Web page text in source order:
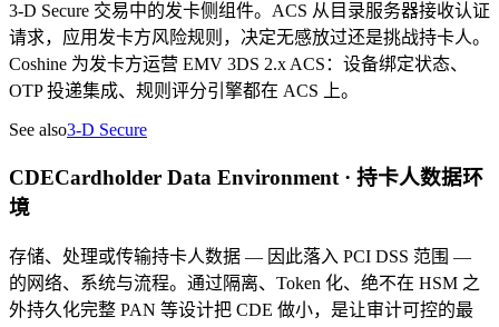
3-D Secure 交易中的发卡侧组件。ACS 从目录服务器接收认证
请求，应用发卡方风险规则，决定无感放过还是挑战持卡人。
Coshine 为发卡方运营 EMV 3DS 2.x ACS：设备绑定状态、
OTP 投递集成、规则评分引擎都在 ACS 上。
See also3-D Secure
CDECardholder Data Environment · 持卡人数据环
境
存储、处理或传输持卡人数据 — 因此落入 PCI DSS 范围 —
的网络、系统与流程。通过隔离、Token 化、绝不在 HSM 之
外持久化完整 PAN 等设计把 CDE 做小，是让审计可控的最